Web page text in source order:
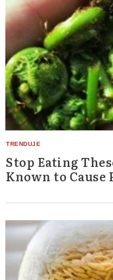
Stop Eating
Known to Cause